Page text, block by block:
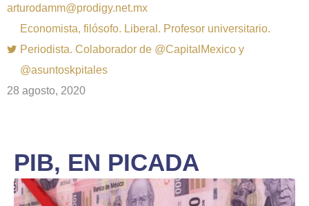
arturodamm@prodigy.net.mx
Economista, filósofo. Liberal. Profesor universitario.
Periodista. Colaborador de @CapitalMexico y
@asuntoskpitales
28 agosto, 2020
PIB, EN PICADA